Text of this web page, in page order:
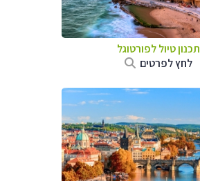
תכנון טיול לפורטוגל
לחץ לפרטים